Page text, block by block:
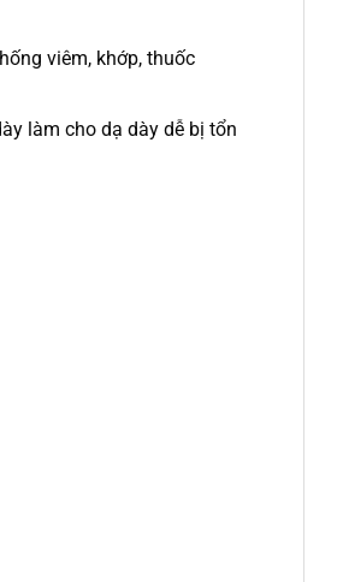
viêm, khớp, thuốc
làm cho dạ dày dễ bị tổn